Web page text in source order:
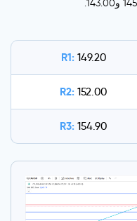
R1: 149.20
R2: 152.00
R3: 154.90